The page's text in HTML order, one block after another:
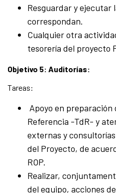
Resguardar y ejecutar
correspondan.
Cualquier otra
tesorería del proyecto
Objetivo 5: Auditorías:
Tareas:
Apoyo en preparación
Referencia -TdR- y
externas y
del Proyecto, de
ROP.
Realizar,
del equipo, acciones